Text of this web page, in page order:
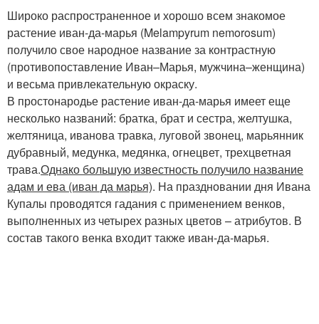
Широко распространенное и хорошо всем знакомое
растение иван-да-марья (Melampyrum nemorosum)
получило свое народное название за контрастную
(противопоставление Иван–Марья, мужчина–женщина)
и весьма привлекательную окраску.
В простонародье растение иван-да-марья имеет еще
несколько названий: братка, брат и сестра, желтушка,
желтяница, иванова травка, луговой звонец, марьянник
дубравный, медунка, медянка, огнецвет, трехцветная
трава.Однако большую известность получило название
адам и ева (иван да марья). На праздновании дня Ивана
Купалы проводятся гадания с применением венков,
выполненных из четырех разных цветов – атрибутов. В
состав такого венка входит также иван-да-марья.